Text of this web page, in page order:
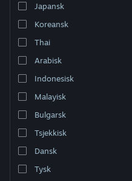
Skaff deg Steam-appen på mobil
Vis skrivebordsversjon
Japansk
Koreansk
Thai
Arabisk
Indonesisk
Malayisk
Bulgarsk
Tsjekkisk
Dansk
Tysk